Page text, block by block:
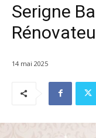
Serigne
14 mai 2025